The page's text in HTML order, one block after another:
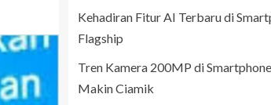
Kehadiran Fitur AI Terbaru di
Flagship
Tren Kamera 200MP di
Makin Ciamik